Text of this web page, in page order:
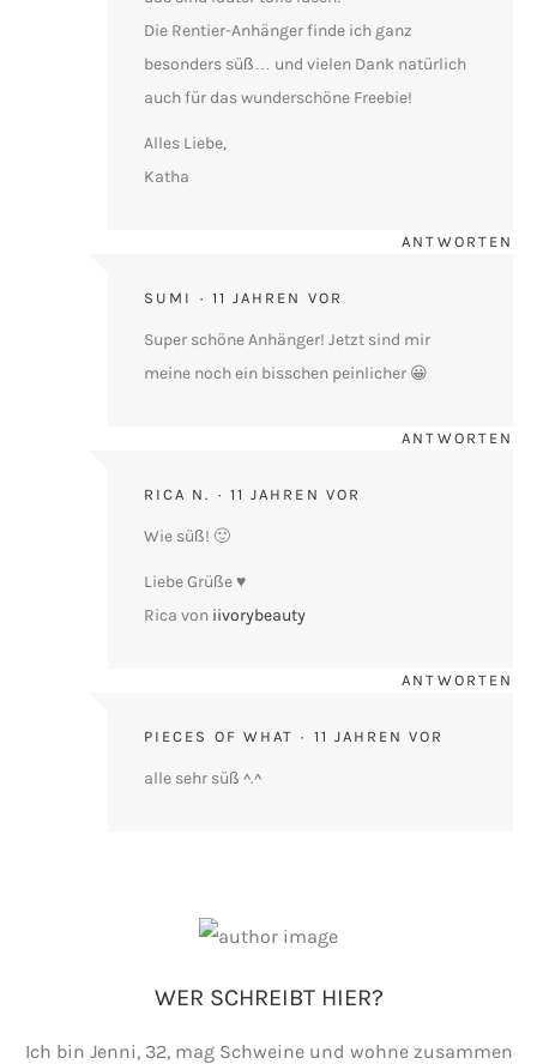
Die Rentier-Anhänger finde ich ganz
besonders süß… und vielen Dank natürlich
auch für das wunderschöne Freebie!
Alles Liebe,
Katha
SUMI 11 JAHREN VOR
ANTWORTEN
Super schöne Anhänger! Jetzt sind mir
meine noch ein bisschen peinlicher 😀
RICA N. 11 JAHREN VOR
ANTWORTEN
Wie süß! 🙂
Liebe Grüße ♥
Rica von iivorybeauty
PIECES OF WHAT 11 JAHREN VOR
ANTWORTEN
alle sehr süß ^.^
WER SCHREIBT HIER?
Ich bin Jenni, 32, mag Schweine und wohne zusammen